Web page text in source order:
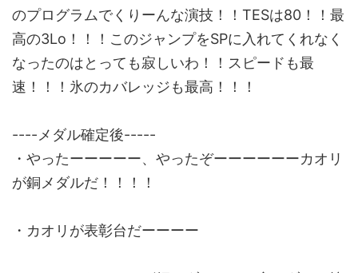
のプログラムでくりーんな演技！！TESは80！！最
高の3Lo！！！このジャンプをSPに入れてくれなく
なったのはとっても寂しいわ！！スピードも最
速！！！氷のカバレッジも最高！！！
----メダル確定後-----
・やったーーーーー、やったぞーーーーーーカオリ
が銅メダルだ！！！！
・カオリが表彰台だーーーー